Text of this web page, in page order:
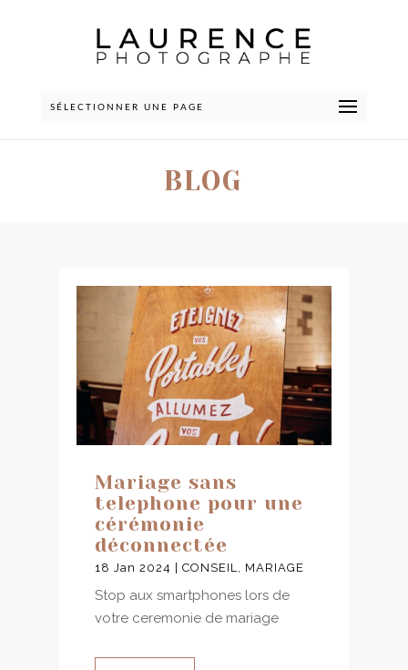
SÉLECTIONNER UNE PAGE
BLOG
Mariage sans
telephone pour une
cérémonie
déconnectée
18 Jan 2024 CONSEIL, MARIAGE
Stop aux smartphones lors de
votre ceremonie de mariage